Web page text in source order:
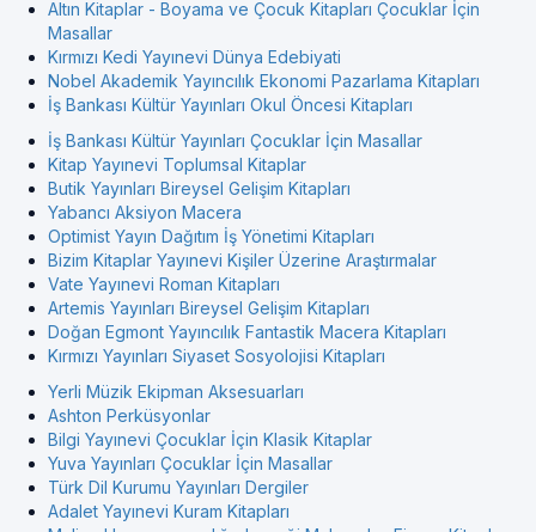
Altın Kitaplar - Boyama ve Çocuk Kitapları Çocuklar İçin
Masallar
Kırmızı Kedi Yayınevi Dünya Edebiyati
Nobel Akademik Yayıncılık Ekonomi Pazarlama Kitapları
İş Bankası Kültür Yayınları Okul Öncesi Kitapları
İş Bankası Kültür Yayınları Çocuklar İçin Masallar
Kitap Yayınevi Toplumsal Kitaplar
Butik Yayınları Bireysel Gelişim Kitapları
Yabancı Aksiyon Macera
Optimist Yayın Dağıtım İş Yönetimi Kitapları
Bizim Kitaplar Yayınevi Kişiler Üzerine Araştırmalar
Vate Yayınevi Roman Kitapları
Artemis Yayınları Bireysel Gelişim Kitapları
Doğan Egmont Yayıncılık Fantastik Macera Kitapları
Kırmızı Yayınları Siyaset Sosyolojisi Kitapları
Yerli Müzik Ekipman Aksesuarları
Ashton Perküsyonlar
Bilgi Yayınevi Çocuklar İçin Klasik Kitaplar
Yuva Yayınları Çocuklar İçin Masallar
Türk Dil Kurumu Yayınları Dergiler
Adalet Yayınevi Kuram Kitapları